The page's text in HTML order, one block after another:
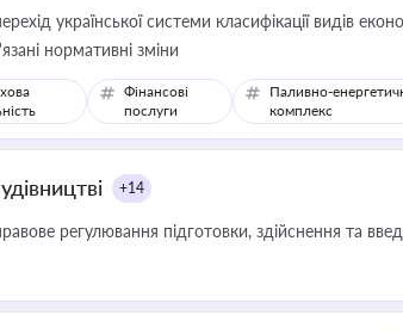
української системи класифікації видів
нормативні зміни
Фінансові
послуги
Паливно-
комплекс
+14
регулювання підготовки, здійснення та